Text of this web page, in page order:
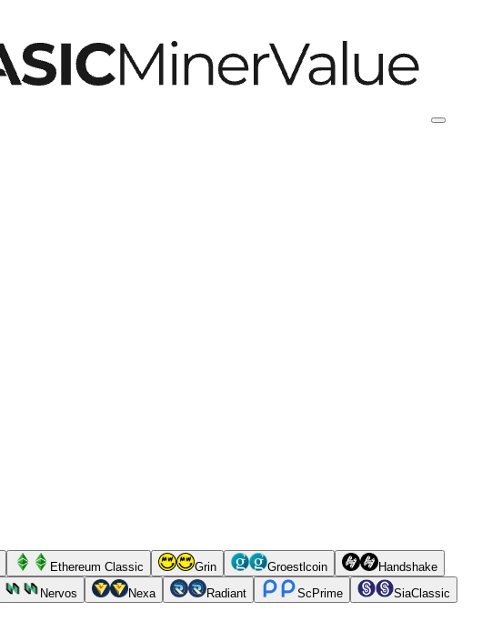
Ethereum Classic Grin Groestlcoin
Handshake
Nervos Nexa Radiant ScPrime
SiaClassic